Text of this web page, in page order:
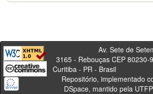
Av. Sete de
3165 - Rebouças CEP 80230-
Curitiba - PR -
Repositório, implementado
DSpace, mantido pela